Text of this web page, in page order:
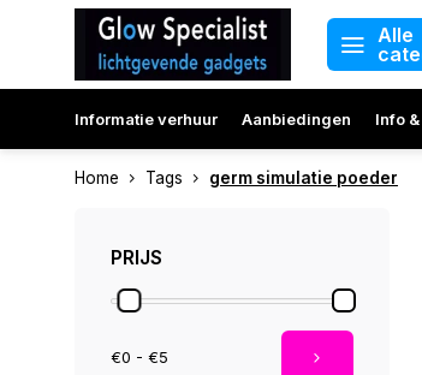
Alle
Informatie verhuur Aanbiedingen Info
Home Tags germ simulatie poeder
PRIJS
€0 - €5